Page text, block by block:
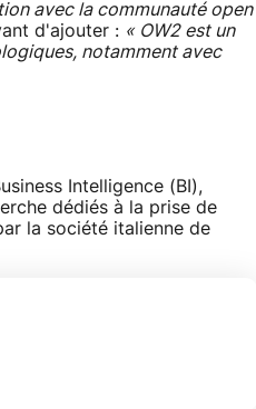
avec la communauté open
d'ajouter : « OW2 est un
notamment avec
Intelligence (BI),
dédiés à la prise de
la société italienne de